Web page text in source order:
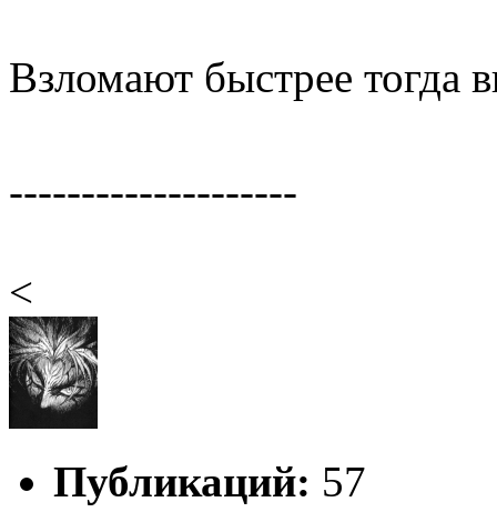
Взломают быстрее тогда
--------------------
<
Публикаций: 57